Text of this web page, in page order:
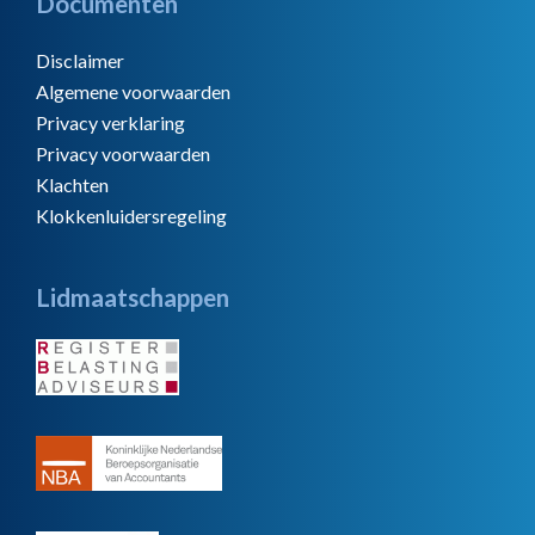
Disclaimer
Algemene voorwaarden
Privacy verklaring
Privacy voorwaarden
Klachten
Klokkenluidersregeling
Lidmaatschappen